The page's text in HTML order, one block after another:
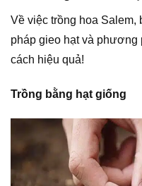
Về việc trồng hoa
pháp gieo hạt và phương
cách hiệu quả!
Trồng bằng hạt giống